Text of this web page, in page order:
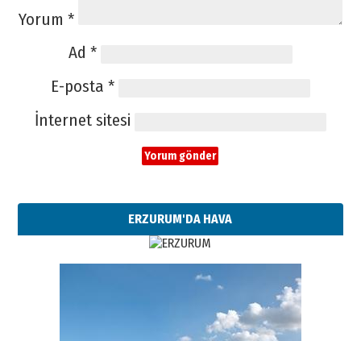
Yorum *
Ad *
E-posta *
İnternet sitesi
ERZURUM'DA HAVA